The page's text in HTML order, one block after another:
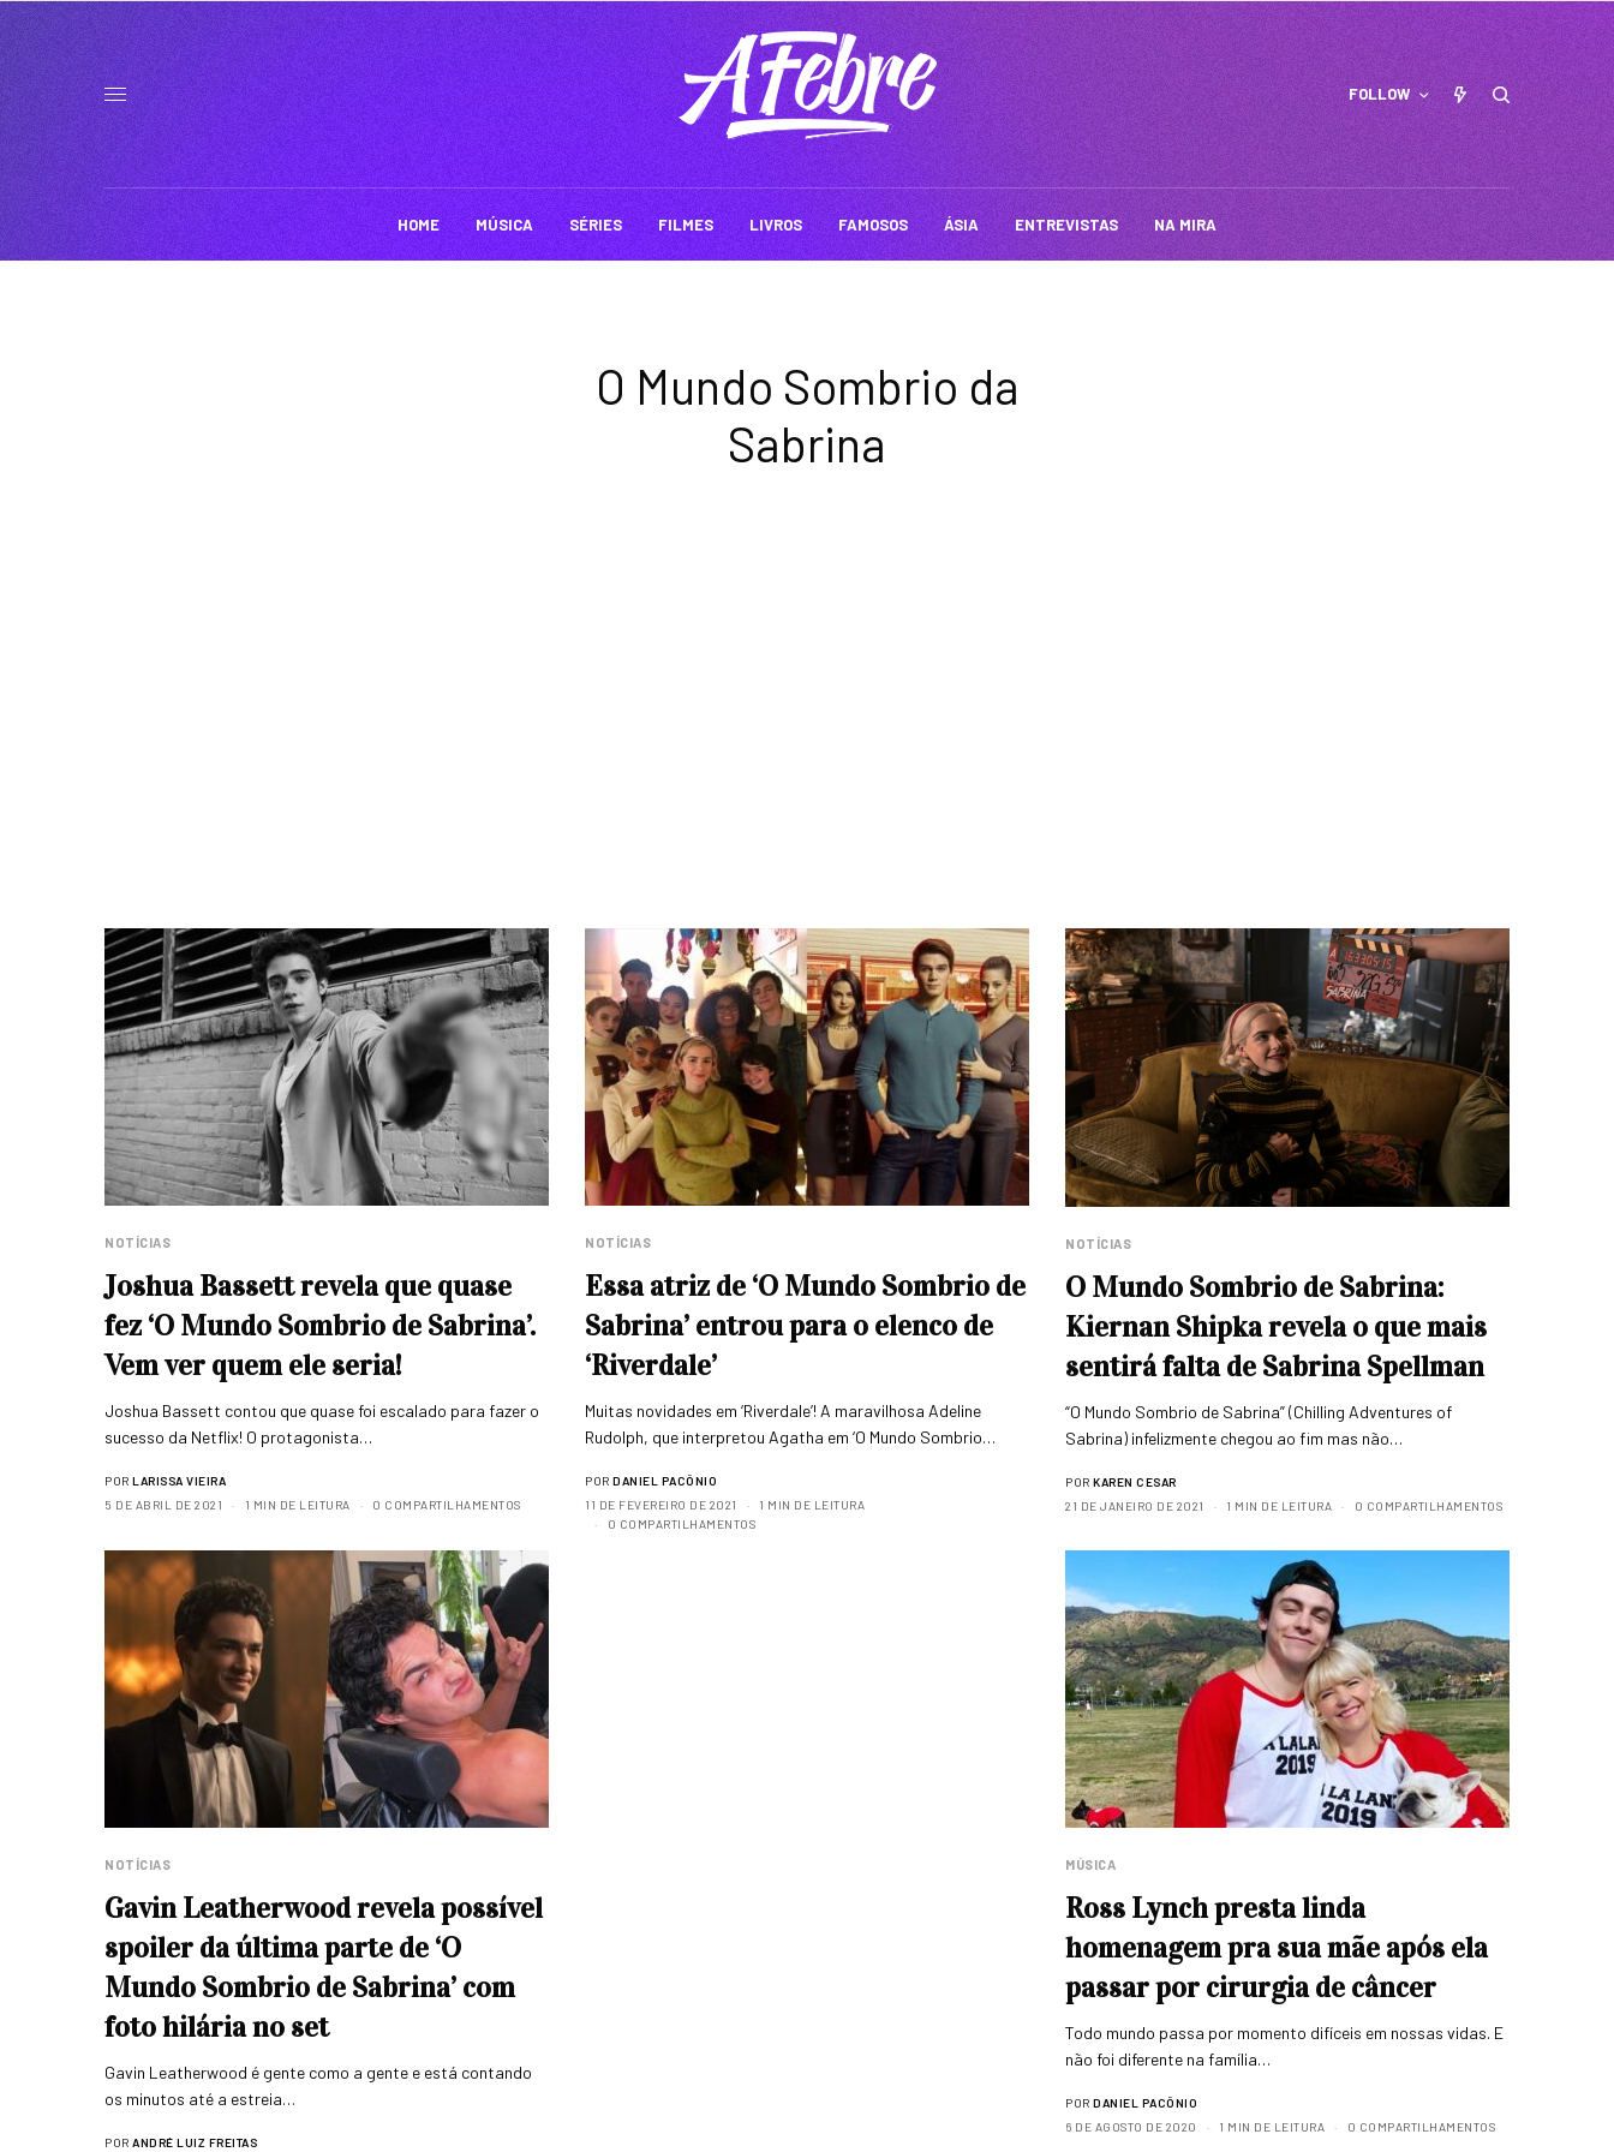
FOLLOW
HOME MÚSICA SÉRIES FILMES LIVROS FAMOSOS ÁSIA ENTREVISTAS NA MIRA
O Mundo Sombrio da
Sabrina
NOTÍCIAS
Joshua Bassett revela que quase
fez ‘O Mundo Sombrio de Sabrina’.
Vem ver quem ele seria!
Joshua Bassett contou que quase foi escalado para fazer o
sucesso da Netflix! O protagonista…
POR LARISSA VIEIRA
5 DE ABRIL DE 2021
1 MIN DE LEITURA 0 COMPARTILHAMENTOS
NOTÍCIAS
Essa atriz de ‘O Mundo Sombrio de
Sabrina’ entrou para o elenco de
‘Riverdale’
Muitas novidades em ‘Riverdale’! A maravilhosa Adeline
Rudolph, que interpretou Agatha em ‘O Mundo Sombrio…
POR DANIEL PACÔNIO
11 DE FEVEREIRO DE 2021
1 MIN DE LEITURA
0 COMPARTILHAMENTOS
NOTÍCIAS
O Mundo Sombrio de Sabrina:
Kiernan Shipka revela o que mais
sentirá falta de Sabrina Spellman
“O Mundo Sombrio de Sabrina” (Chilling Adventures of
Sabrina) infelizmente chegou ao fim mas não…
POR KAREN CESAR
21 DE JANEIRO DE 2021
1 MIN DE LEITURA 0 COMPARTILHAMENTOS
NOTÍCIAS
Gavin Leatherwood revela possível
spoiler da última parte de ‘O
Mundo Sombrio de Sabrina’ com
foto hilária no set
Gavin Leatherwood é gente como a gente e está contando
os minutos até a estreia…
POR ANDRÉ LUIZ FREITAS
MÚSICA
Ross Lynch presta linda
homenagem pra sua mãe após ela
passar por cirurgia de câncer
Todo mundo passa por momento difíceis em nossas vidas. E
não foi diferente na família…
POR DANIEL PACÔNIO
6 DE AGOSTO DE 2020
1 MIN DE LEITURA 0 COMPARTILHAMENTOS